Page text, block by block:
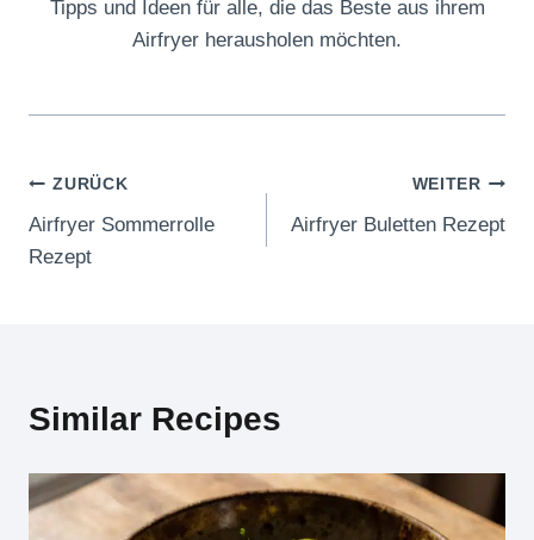
Tipps und Ideen für alle, die das Beste aus ihrem
Airfryer herausholen möchten.
Beitragsnavigation
ZURÜCK
Airfryer Sommerrolle
Rezept
WEITER
Airfryer Buletten Rezept
Similar Recipes